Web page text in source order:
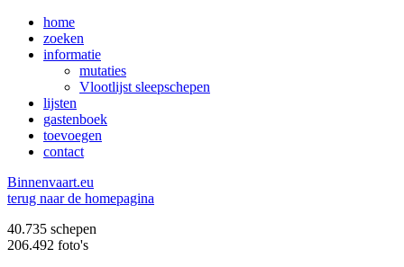
home
zoeken
informatie
mutaties
Vlootlijst sleepschepen
lijsten
gastenboek
toevoegen
contact
Binnenvaart.eu
terug naar de homepagina
40.735 schepen
206.492 foto's